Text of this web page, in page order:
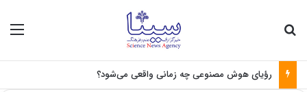
رؤیای هوش مصنوعی چه زمانی واقعی می‌شود؟